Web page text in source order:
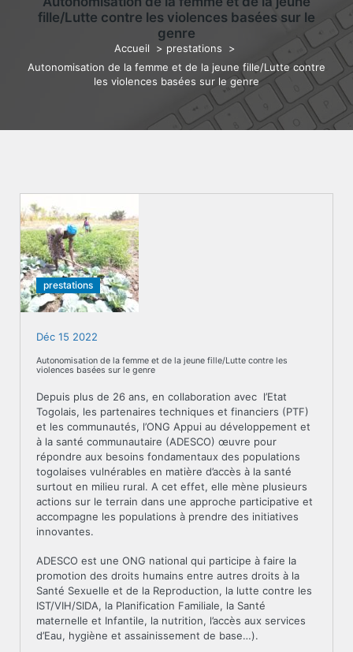
fille/Lutte contre les violences basées sur le
genre
Accueil > prestations >
Autonomisation de la femme et de la jeune fille/Lutte contre
les violences basées sur le genre
prestations
Déc 15 2022
Autonomisation de la femme et de la jeune fille/Lutte contre les
violences basées sur le genre
Depuis plus de 26 ans, en collaboration avec l’Etat
Togolais, les partenaires techniques et financiers (PTF)
et les communautés, l’ONG Appui au développement et
à la santé communautaire (ADESCO) œuvre pour
répondre aux besoins fondamentaux des populations
togolaises vulnérables en matière d’accès à la santé
surtout en milieu rural. A cet effet, elle mène plusieurs
actions sur le terrain dans une approche participative et
accompagne les populations à prendre des initiatives
innovantes.
ADESCO est une ONG national qui participe à faire la
promotion des droits humains entre autres droits à la
Santé Sexuelle et de la Reproduction, la lutte contre les
IST/VIH/SIDA, la Planification Familiale, la Santé
maternelle et Infantile, la nutrition, l’accès aux services
d’Eau, hygiène et assainissement de base…).